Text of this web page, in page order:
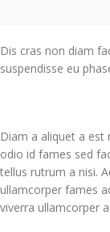
Dis cras non diam
suspendisse eu
Diam a aliquet a est
odio id fames sed
tellus rutrum a nisi.
ullamcorper fames
viverra ullamcorper